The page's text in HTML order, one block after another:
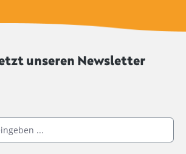
unseren Newsletter